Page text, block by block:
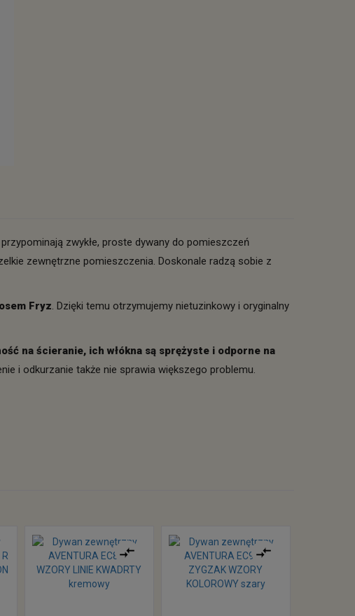
zwykłe, proste dywany do pomieszczeń
zewnętrzne pomieszczenia. Doskonale radzą sobie z
Fryz. Dzięki temu otrzymujemy nietuzinkowy i oryginalny
na ścieranie, ich włókna są sprężyste i odporne na
i odkurzanie także nie sprawia większego problemu.